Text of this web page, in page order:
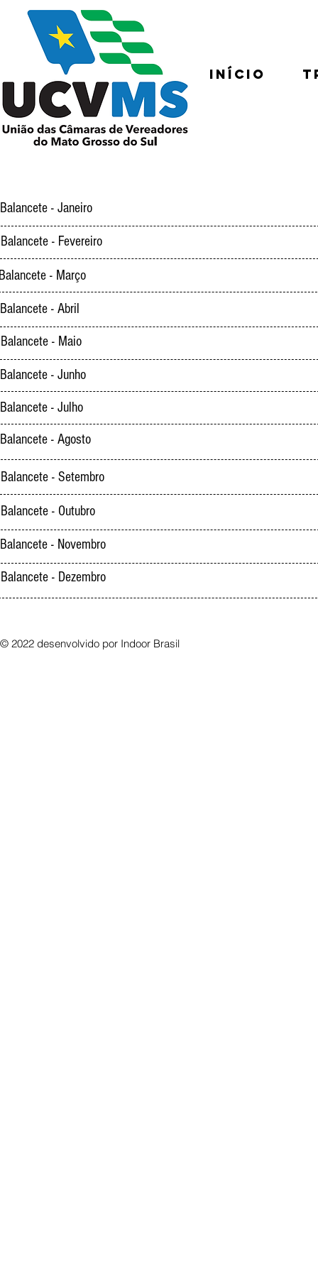
Início
Balancete - Janeiro
Balancete - Fevereiro
- Março
Balancete - Abril
Balancete - Maio
Balancete - Junho
Balancete - Julho
Balancete - Agosto
Balancete - Setembro
Balancete - Outubro
Balancete - Novembro
Balancete - Dezembro
© 2022 desenvolvido por Indoor Brasil